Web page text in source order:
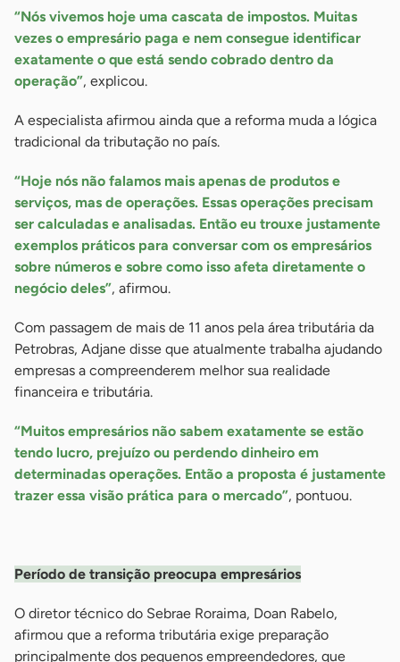
“Nós vivemos hoje uma cascata de impostos. Muitas
vezes o empresário paga e nem consegue identificar
exatamente o que está sendo cobrado dentro da
operação”, explicou.
A especialista afirmou ainda que a reforma muda a lógica
tradicional da tributação no país.
“Hoje nós não falamos mais apenas de produtos e
serviços, mas de operações. Essas operações precisam
ser calculadas e analisadas. Então eu trouxe justamente
exemplos práticos para conversar com os empresários
sobre números e sobre como isso afeta diretamente o
negócio deles”, afirmou.
Com passagem de mais de 11 anos pela área tributária da
Petrobras, Adjane disse que atualmente trabalha ajudando
empresas a compreenderem melhor sua realidade
financeira e tributária.
“Muitos empresários não sabem exatamente se estão
tendo lucro, prejuízo ou perdendo dinheiro em
determinadas operações. Então a proposta é justamente
trazer essa visão prática para o mercado”, pontuou.
Período de transição preocupa empresários
O diretor técnico do Sebrae Roraima, Doan Rabelo,
afirmou que a reforma tributária exige preparação
principalmente dos pequenos empreendedores, que